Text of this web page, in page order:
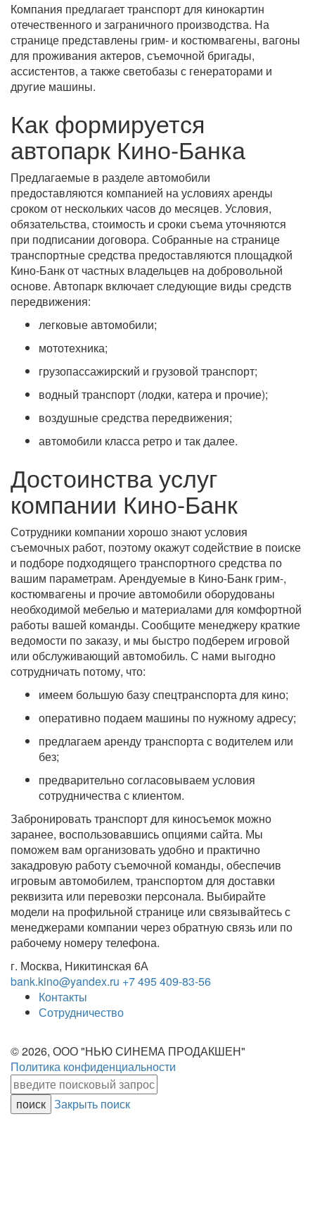
Компания предлагает транспорт для кинокартин
отечественного и заграничного производства. На
странице представлены грим- и костюмвагены, вагоны
для проживания актеров, съемочной бригады,
ассистентов, а также светобазы с генераторами и
другие машины.
Как формируется
автопарк Кино-Банка
Предлагаемые в разделе автомобили
предоставляются компанией на условиях аренды
сроком от нескольких часов до месяцев. Условия,
обязательства, стоимость и сроки съема уточняются
при подписании договора. Собранные на странице
транспортные средства предоставляются площадкой
Кино-Банк от частных владельцев на добровольной
основе. Автопарк включает следующие виды средств
передвижения:
легковые автомобили;
мототехника;
грузопассажирский и грузовой транспорт;
водный транспорт (лодки, катера и прочие);
воздушные средства передвижения;
автомобили класса ретро и так далее.
Достоинства услуг
компании Кино-Банк
Сотрудники компании хорошо знают условия
съемочных работ, поэтому окажут содействие в поиске
и подборе подходящего транспортного средства по
вашим параметрам. Арендуемые в Кино-Банк грим-,
костюмвагены и прочие автомобили оборудованы
необходимой мебелью и материалами для комфортной
работы вашей команды. Сообщите менеджеру краткие
ведомости по заказу, и мы быстро подберем игровой
или обслуживающий автомобиль. С нами выгодно
сотрудничать потому, что:
имеем большую базу спецтранспорта для кино;
оперативно подаем машины по нужному адресу;
предлагаем аренду транспорта с водителем или
без;
предварительно согласовываем условия
сотрудничества с клиентом.
Забронировать транспорт для киносъемок можно
заранее, воспользовавшись опциями сайта. Мы
поможем вам организовать удобно и практично
закадровую работу съемочной команды, обеспечив
игровым автомобилем, транспортом для доставки
реквизита или перевозки персонала. Выбирайте
модели на профильной странице или связывайтесь с
менеджерами компании через обратную связь или по
рабочему номеру телефона.
г. Москва, Никитинская 6А
bank.kino@yandex.ru +7 495 409-83-56
Контакты
Сотрудничество
© 2026, ООО "НЬЮ СИНЕМА ПРОДАКШЕН"
Политика конфиденциальности
Закрыть поиск